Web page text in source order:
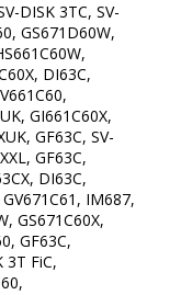
DISK 3TC, SV-
GS671D60W,
DI63C,
GI661C60X,
GF63C, SV-
GF63C,
DI63C,
IM687,
GS671C60X,
GF63C,
3T FiC,